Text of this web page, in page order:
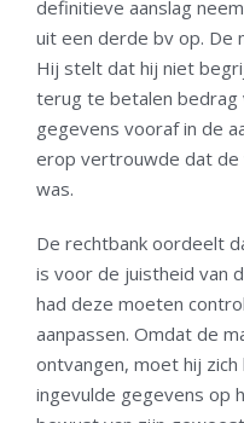
definitieve aanslag
uit een derde bv op. De
Hij stelt dat hij niet
terug te betalen bedrag
gegevens vooraf in de
erop vertrouwde dat de
was.
De rechtbank oordeelt
is voor de juistheid van
had deze moeten
aanpassen. Omdat de
ontvangen, moet hij
ingevulde gegevens op